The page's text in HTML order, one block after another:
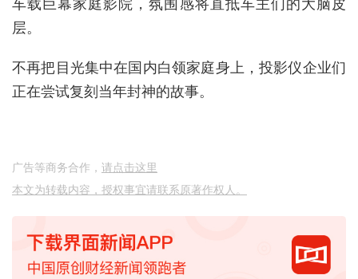
车载巨幕家庭影院，氛围感将直抵车主们的大脑皮
层。
不再把目光集中在国内白领家庭身上，投影仪企业们
正在尝试复刻当年封神的故事。
广告等商务合作， 请点击这里
本文为转载内容，授权事宜请联系原著作权人。